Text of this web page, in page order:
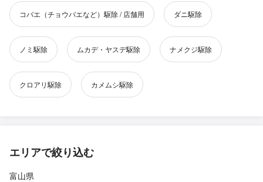
コバエ（チョウバエなど）駆除 / 店舗用 ダニ駆除
ノミ駆除 ムカデ・ヤスデ駆除 ナメクジ駆除
クロアリ駆除 カメムシ駆除
エリアで絞り込む
富山県